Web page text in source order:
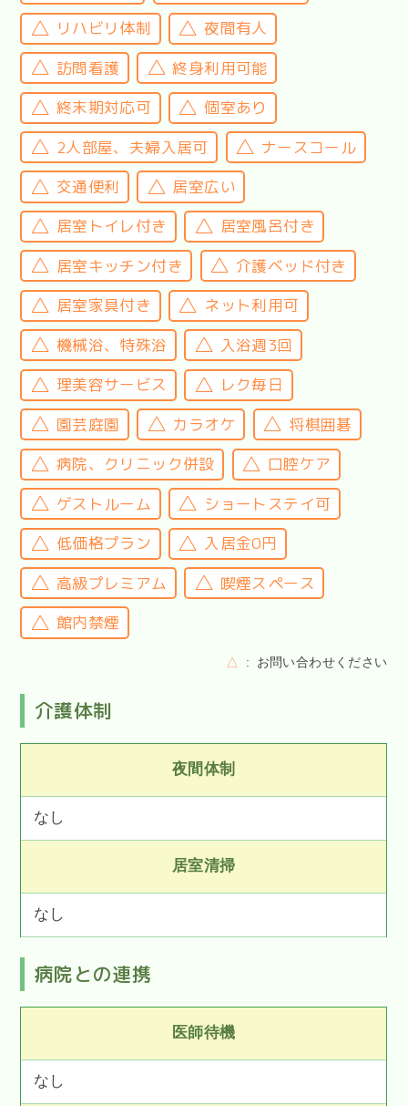
リハビリ体制
夜間有人
訪問看護
終身利用可能
終末期対応可
個室あり
2人部屋、夫婦入居可
ナースコール
交通便利
居室広い
居室トイレ付き
居室風呂付き
居室キッチン付き
介護ベッド付き
居室家具付き
ネット利用可
機械浴、特殊浴
入浴週3回
理美容サービス
レク毎日
園芸庭園
カラオケ
将棋囲碁
病院、クリニック併設
口腔ケア
ゲストルーム
ショートステイ可
低価格プラン
入居金0円
高級プレミアム
喫煙スペース
館内禁煙
△ お問い合わせください
介護体制
夜間体制
なし
居室清掃
なし
病院との連携
医師待機
なし